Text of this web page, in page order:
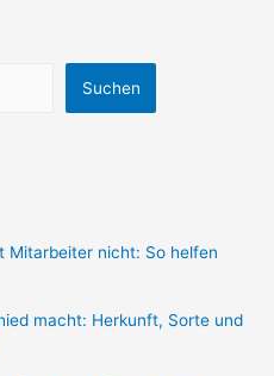
Suchen
Mitarbeiter nicht: So helfen
macht: Herkunft, Sorte und